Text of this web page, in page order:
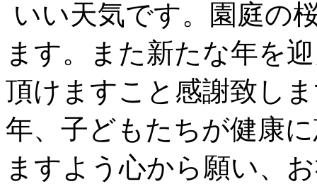
いい天気です。園庭の
ます。また新たな年を
頂けますこと感謝致し
年、子どもたちが健康
ますよう心から願い、